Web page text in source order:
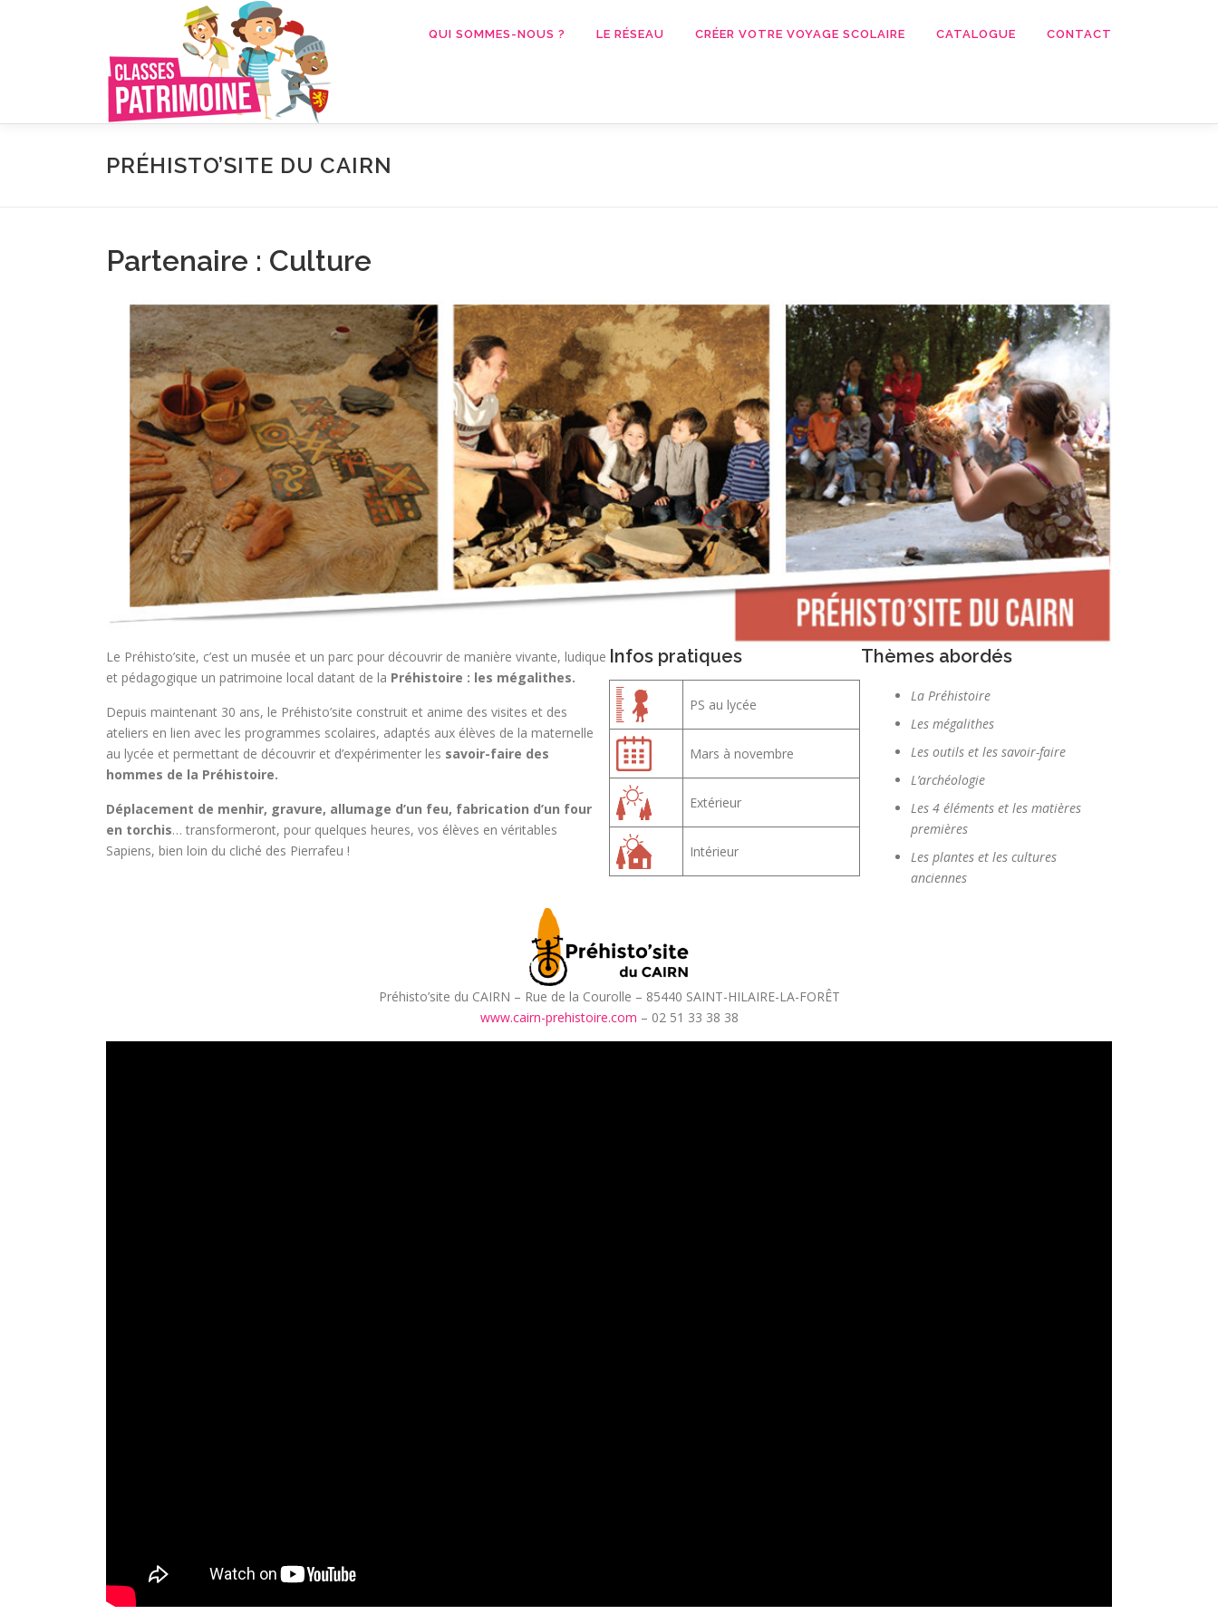
QUI SOMMES-NOUS ? LE RÉSEAU CRÉER VOTRE VOYAGE SCOLAIRE CATALOGUE CONTACT
PRÉHISTO’SITE DU CAIRN
Partenaire : Culture
Le Préhisto’site, c’est un musée et un parc pour découvrir de manière vivante, ludique
et pédagogique un patrimoine local datant de la Préhistoire : les mégalithes.
Depuis maintenant 30 ans, le Préhisto’site construit et anime des visites et des
ateliers en lien avec les programmes scolaires, adaptés aux élèves de la maternelle
au lycée et permettant de découvrir et d’expérimenter les savoir-faire des
hommes de la Préhistoire.
Déplacement de menhir, gravure, allumage d’un feu, fabrication d’un four
en torchis… transformeront, pour quelques heures, vos élèves en véritables
Sapiens, bien loin du cliché des Pierrafeu !
Infos pratiques
PS au lycée
Mars à novembre
Extérieur
Intérieur
Thèmes abordés
La Préhistoire
Les mégalithes
Les outils et les savoir-faire
L’archéologie
Les 4 éléments et les matières
premières
Les plantes et les cultures
anciennes
Préhisto’site du CAIRN – Rue de la Courolle – 85440 SAINT-HILAIRE-LA-FORÊT
www.cairn-prehistoire.com – 02 51 33 38 38